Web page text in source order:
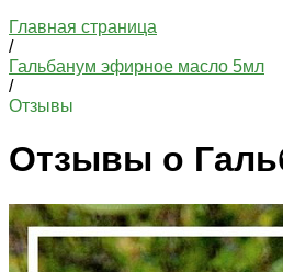
Главная страница
/
Гальбанум эфирное масло 5мл
/
Отзывы
Отзывы о